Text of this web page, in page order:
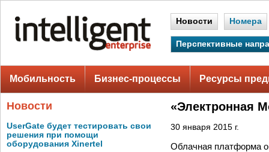
Новости Номера
Перспективные
Мобильность Бизнес-процессы Ресурсы
Новости
UserGate будет тестировать свои
решения при помощи
оборудования Xinertel
«Электронная
30 января 2015 г.
Облачная платформа